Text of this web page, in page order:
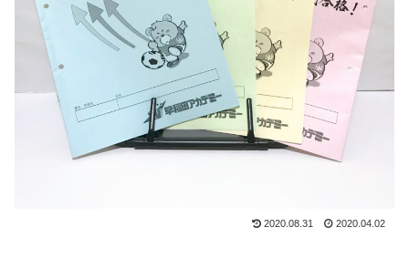
2020.08.31 2020.04.02